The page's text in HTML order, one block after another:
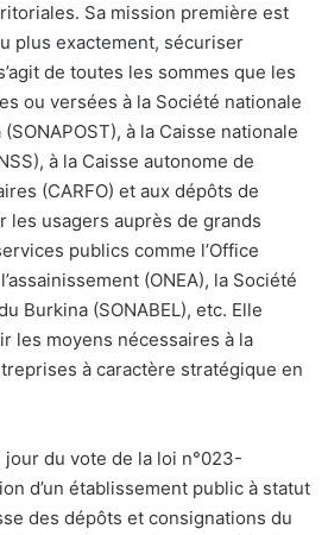
Sa mission première est
plus exactement, sécuriser
de toutes les sommes que les
ou versées à la Société nationale
à la Caisse nationale
à la Caisse autonome de
(CARFO) et aux dépôts de
les usagers auprès de grands
publics comme l’Office
(ONEA), la Société
Burkina (SONABEL), etc. Elle
les moyens nécessaires à la
à caractère stratégique en
jour du vote de la loi n°023-
d’un établissement public à statut
des dépôts et consignations du